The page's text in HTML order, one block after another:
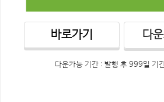
바로가기 다
다운가능 기간 : 발행 후 999일 기